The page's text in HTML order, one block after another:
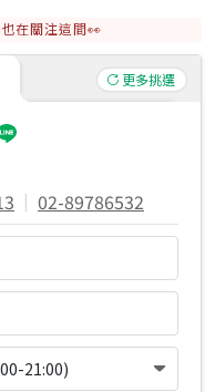
在關注這間👀
更多挑選
| 02-89786532
21:00)